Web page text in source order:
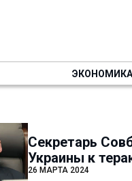
ЭКОНОМИКА
Секретарь
Украины к
26 МАРТА 2024